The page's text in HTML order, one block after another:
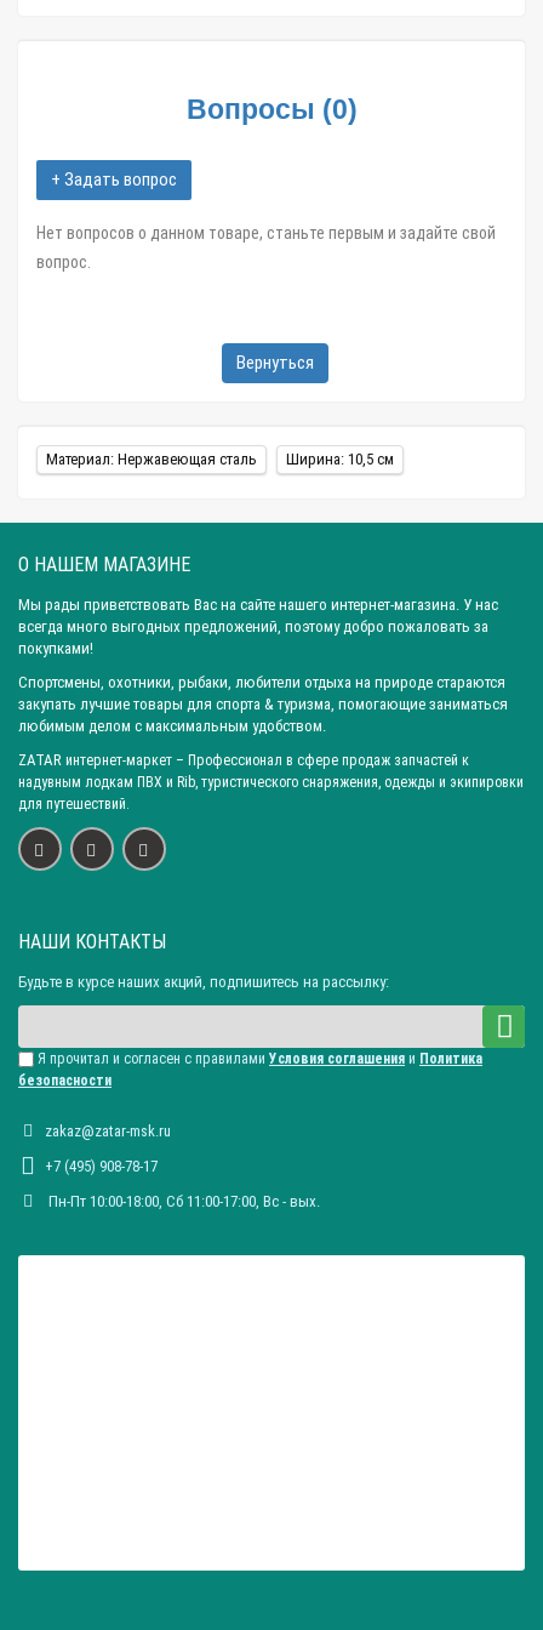
Вопросы (0)
+ Задать вопрос
Нет вопросов о данном товаре, станьте первым и задайте свой
вопрос.
Вернуться
Материал: Нержавеющая сталь Ширина: 10,5 см
О НАШЕМ МАГАЗИНЕ
Мы рады приветствовать Вас на сайте нашего интернет-магазина. У нас
всегда много выгодных предложений, поэтому добро пожаловать за
покупками!
Спортсмены, охотники, рыбаки, любители отдыха на природе стараются
закупать лучшие товары для спорта & туризма, помогающие заниматься
любимым делом с максимальным удобством.
ZATAR интернет-маркет – Профессионал в сфере продаж запчастей к
надувным лодкам ПВХ и Rib, туристического снаряжения, одежды и экипировки
для путешествий.
НАШИ КОНТАКТЫ
Будьте в курсе наших акций, подпишитесь на рассылку:
Я прочитал и согласен с правилами Условия соглашения и Политика
безопасности
zakaz@zatar-msk.ru
+7 (495) 908-78-17
Пн-Пт 10:00-18:00, Сб 11:00-17:00, Вc - вых.